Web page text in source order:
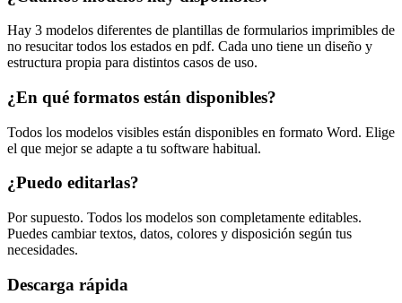
Hay 3 modelos diferentes de plantillas de formularios imprimibles de
no resucitar todos los estados en pdf. Cada uno tiene un diseño y
estructura propia para distintos casos de uso.
¿En qué formatos están disponibles?
Todos los modelos visibles están disponibles en formato Word. Elige
el que mejor se adapte a tu software habitual.
¿Puedo editarlas?
Por supuesto. Todos los modelos son completamente editables.
Puedes cambiar textos, datos, colores y disposición según tus
necesidades.
Descarga rápida